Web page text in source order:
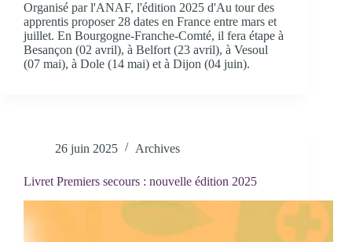
Organisé par l'ANAF, l'édition 2025 d'Au tour des
apprentis proposer 28 dates en France entre mars et
juillet. En Bourgogne-Franche-Comté, il fera étape à
Besançon (02 avril), à Belfort (23 avril), à Vesoul
(07 mai), à Dole (14 mai) et à Dijon (04 juin).
26 juin 2025 Archives
Livret Premiers secours : nouvelle édition 2025